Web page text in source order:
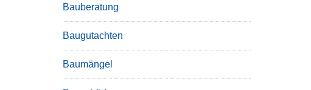
Bauberatung
Baugutachten
Baumängel